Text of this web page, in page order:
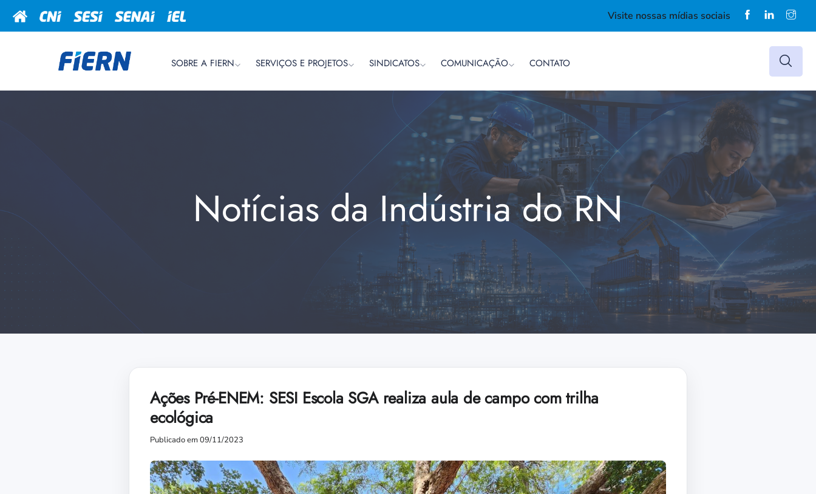
Visite nossas mídias sociais
SOBRE A FIERN SERVIÇOS E PROJETOS SINDICATOS COMUNICAÇÃO CONTATO
Notícias da Indústria do RN
Ações Pré-ENEM: SESI Escola SGA realiza aula de campo com trilha
ecológica
Publicado em 09/11/2023